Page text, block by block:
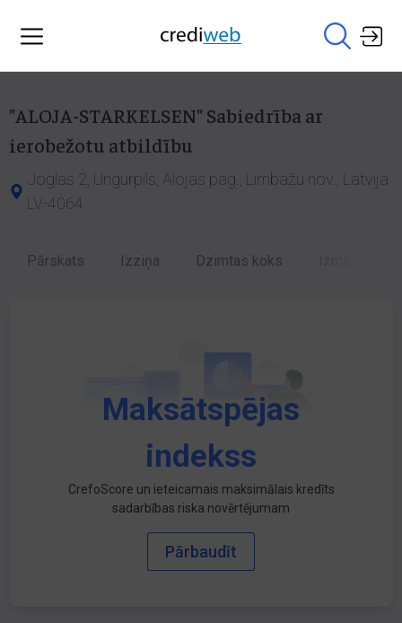
"ALOJA-STARKELSEN" Sabiedrība ar
ierobežotu atbildību
Joglas 2, Ungurpils, Alojas pag., Limbažu nov., Latvija
LV-4064
Pārskats Izziņa Dzimtas koks
Maksātspējas
indekss
CrefoScore un ieteicamais maksimālais kredīts
sadarbības riska novērtējumam
Pārbaudīt